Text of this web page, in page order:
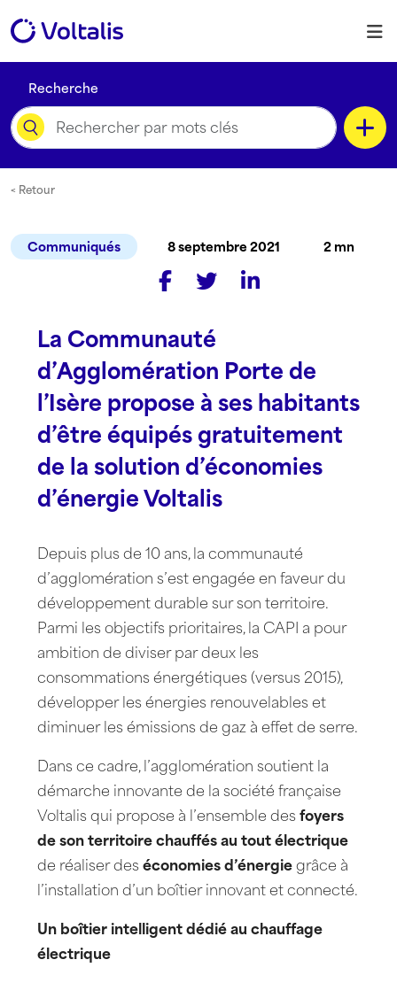
Recherche
Type de contenu
Langue
< Retour
Communiqués 8 septembre 2021 2 mn
La Communauté
d’Agglomération Porte de
l’Isère propose à ses habitants
d’être équipés gratuitement
de la solution d’économies
d’énergie Voltalis
Depuis plus de 10 ans, la communauté
d’agglomération s’est engagée en faveur du
développement durable sur son territoire.
Parmi les objectifs prioritaires, la CAPI a pour
ambition de diviser par deux les
consommations énergétiques (versus 2015),
développer les énergies renouvelables et
diminuer les émissions de gaz à effet de serre.
Dans ce cadre, l’agglomération soutient la
démarche innovante de la société française
Voltalis qui propose à l’ensemble des foyers
de son territoire chauffés au tout électrique
de réaliser des économies d’énergie grâce à
l’installation d’un boîtier innovant et connecté.
Un boîtier intelligent dédié au chauffage
électrique